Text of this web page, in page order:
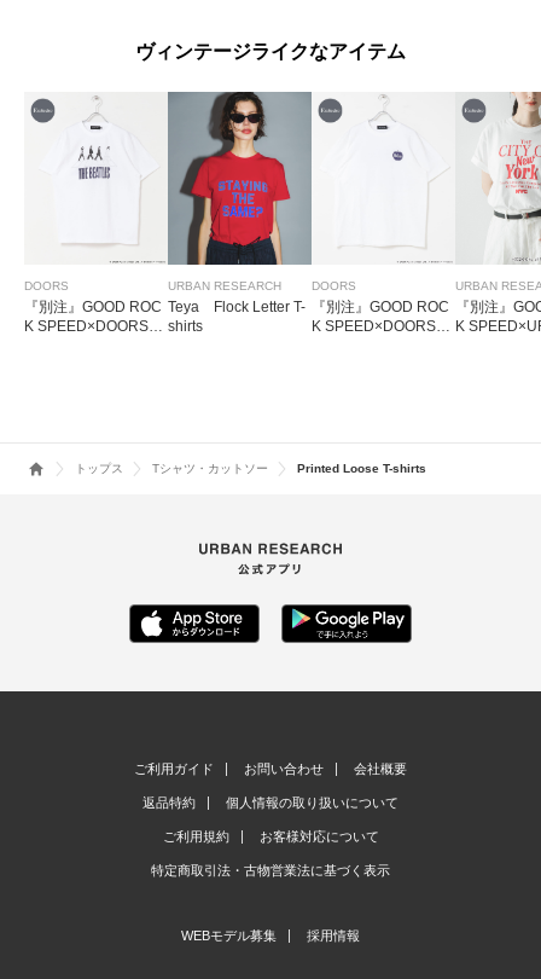
ヴィンテージライクなアイテム
DOORS
『別注』GOOD ROC
K SPEED×DOORS
URBAN RESEARCH
Teya Flock Letter T-
shirts
DOORS
『別注』GOOD ROC
K SPEED×DOORS
URBAN
『別注』
K
トップス Tシャツ・カットソー Printed Loose T-shirts
ご利用ガイド お問い合わせ 会社概要
返品特約 個人情報の取り扱いについて
ご利用規約 お客様対応について
特定商取引法・古物営業法に基づく表示
WEBモデル募集 採用情報